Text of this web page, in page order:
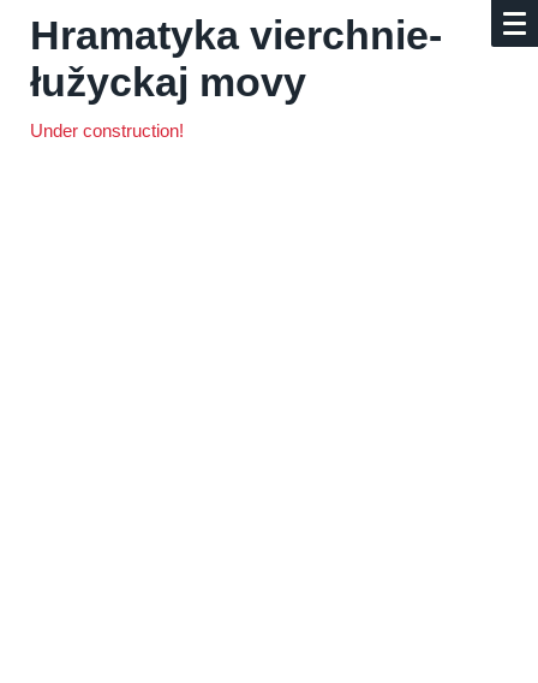
Hramatyka vier­ch­nie­
łužyckaj movy
Under construction!